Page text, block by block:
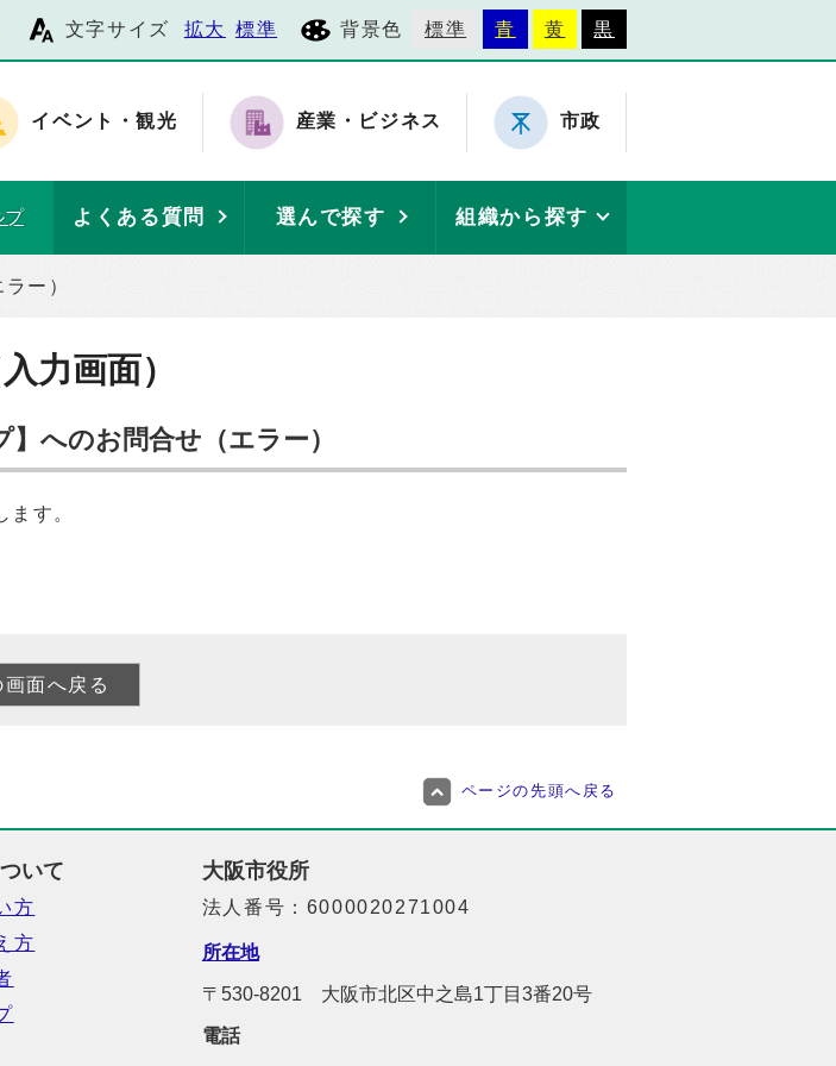
文字サイズ 拡大 標準 背景色 標準 青 黄 黒
イベント・観光 産業・ビジネス 市政
プ よくある質問 選んで探す 組織から探す
ー）
力画面）
】へのお問合せ（エラー）
す。
ページの先頭へ戻る
いて
方
方
大阪市役所
法人番号：6000020271004
所在地
〒530-8201 大阪市北区中之島1丁目3番20号
電話